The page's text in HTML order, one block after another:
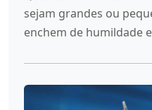
sejam grandes ou
enchem de humildade